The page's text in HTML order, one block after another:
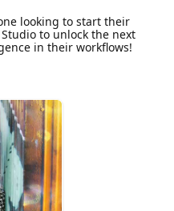
looking to start their
to unlock the next
in their workflows!